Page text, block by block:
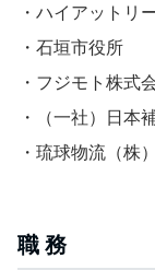
・ハイアットリ
・石垣市役所
・フジモト株式
・（一社）日本
・琉球物流（株）
職 務